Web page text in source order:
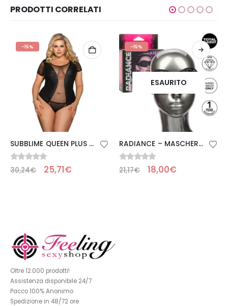
PRODOTTI CORRELATI
-15%
SUBBLIME QUEEN PLUS – FETISH TEDDY MANICA CORTA
0Su 5
30,24€ 25,71€
-15%
ESAURITO
RADIANCE – MASCHERA BLACKOUT PER GLI OCCHI DEL RENO
0Su 5
21,17€ 18,00€
Oltre 12.000 prodotti!
Assistenza disponibile 24/7
Pacco 100% Anonimo
Spedizione in 48/72 ore